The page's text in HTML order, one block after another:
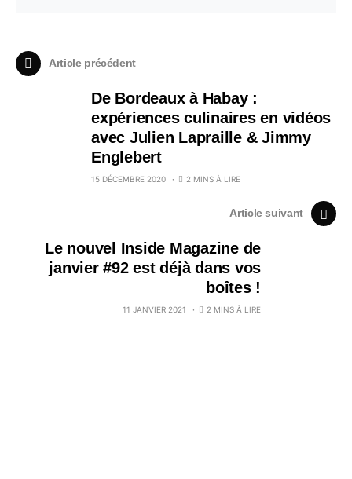
Article précédent
De Bordeaux à Habay :
expériences culinaires en vidéos
avec Julien Lapraille & Jimmy
Englebert
15 DÉCEMBRE 2020 2 MINS À LIRE
Article suivant
Le nouvel Inside Magazine de
janvier #92 est déjà dans vos
boîtes !
11 JANVIER 2021 2 MINS À LIRE